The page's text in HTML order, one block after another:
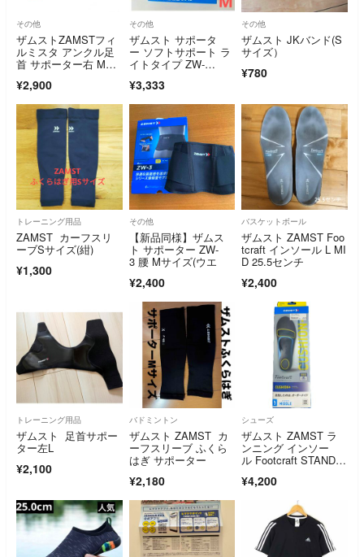
その他
ザムストZAMSTフィ
ルミスタ アンクル足
首 サポーター右 Mサ
¥2,900
その他
ザムスト サポータ
ー ソフトサポート ラ
イトタイプ ZW-
ト 75-85cm) 1個入 38
3302(1…
¥3,333
その他
ザムスト JKバンド(S
サイズ）
¥780
トレーニング用品
ZAMST カーフスリ
ーブSサイズ(紺)
¥1,300
その他
【新品同様】ザムス
ト サポーター ZW-
3 腰 Mサイズ(ウエ
¥2,400
バスケットボール
ザムスト ZAMST Foo
tcraft インソール L MI
D 25.5センチ
¥2,400
トレーニング用品
ザムスト 足首サポー
ター左L
¥2,100
バドミントン
ザムスト ZAMST カ
ーフスリーブ ふくら
はぎ サポーター
¥2,180
シューズ
ザムスト ZAMST ラ
ンニング インソー
ル Footcraft STAND
¥4,200